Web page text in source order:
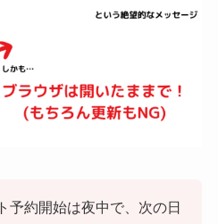
予約開始は夜中で、次の日